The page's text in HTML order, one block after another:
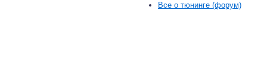
Все о тюнинге (форум)